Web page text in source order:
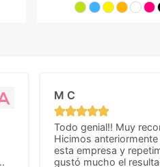
M C
Todo genial!! Muy
Hicimos
esta empresa y
gustó mucho el